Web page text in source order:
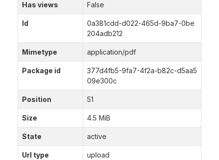
Has views False
Id
0a381cdd-d022-465d-9ba7-0be
204adb212
Mimetype application/pdf
Package id
377d4fb5-9fa7-4f2a-b82c-d5aa5
09e300c
Position 51
Size 4.5 MiB
State active
Url type upload